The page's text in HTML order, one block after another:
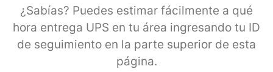
¿Sabías? Puedes estimar fácilmente a qué
hora entrega UPS en tu área ingresando tu ID
de seguimiento en la parte superior de esta
página.